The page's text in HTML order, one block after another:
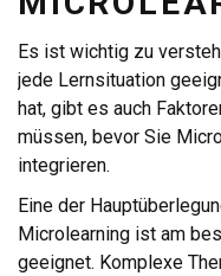
Es ist wichtig zu
jede Lernsituation
hat, gibt es auch
müssen, bevor Sie
integrieren.
Eine der
Microlearning ist am
geeignet. Komplexe